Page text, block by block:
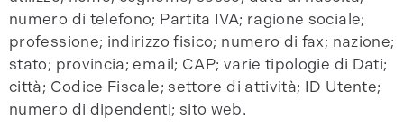
numero di telefono; Partita IVA; ragione sociale;
professione; indirizzo fisico; numero di fax; nazione;
stato; provincia; email; CAP; varie tipologie di Dati;
città; Codice Fiscale; settore di attività; ID Utente;
numero di dipendenti; sito web.